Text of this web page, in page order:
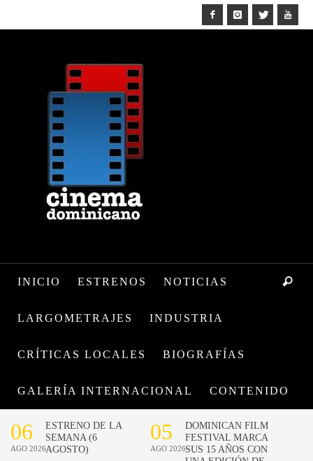
INICIO ESTRENOS NOTICIAS
LARGOMETRAJES INDUSTRIA
CRÍTICAS LOCALES BIOGRAFÍAS
GALERÍA INTERNACIONAL CONTENIDO